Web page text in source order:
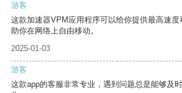
游客
这款加速器VPM应用程序可以给你提供最高速
助你在网络上自由移动。
2025-01-03
游客
这款app的客服非常专业，遇到问题总是能够及